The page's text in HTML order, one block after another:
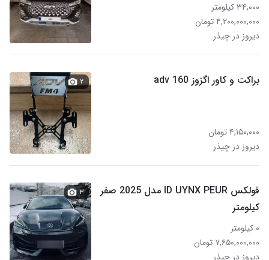
۳۴,۰۰۰ کیلومتر
۴,۲۰۰,۰۰۰,۰۰۰ تومان
دیروز در چیذر
براکت و کاور اگزوز adv 160
۴,۱۵۰,۰۰۰ تومان
دیروز در چیذر
۲
فولکس ID UYNX PEUR مدل 2025 صفر
کیلومتر
۰ کیلومتر
۷,۶۵۰,۰۰۰,۰۰۰ تومان
دیروز در چیذر
۳